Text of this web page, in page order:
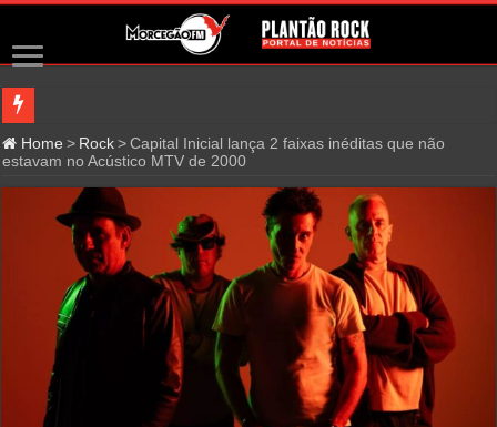
Home > Rock > Capital Inicial lança 2 faixas inéditas que não
estavam no Acústico MTV de 2000